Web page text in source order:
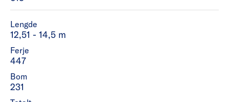
Lengde
12,51 - 14,5 m
Ferje
447
Bom
231